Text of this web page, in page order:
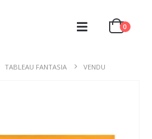
0
TABLEAU FANTASIA VENDU